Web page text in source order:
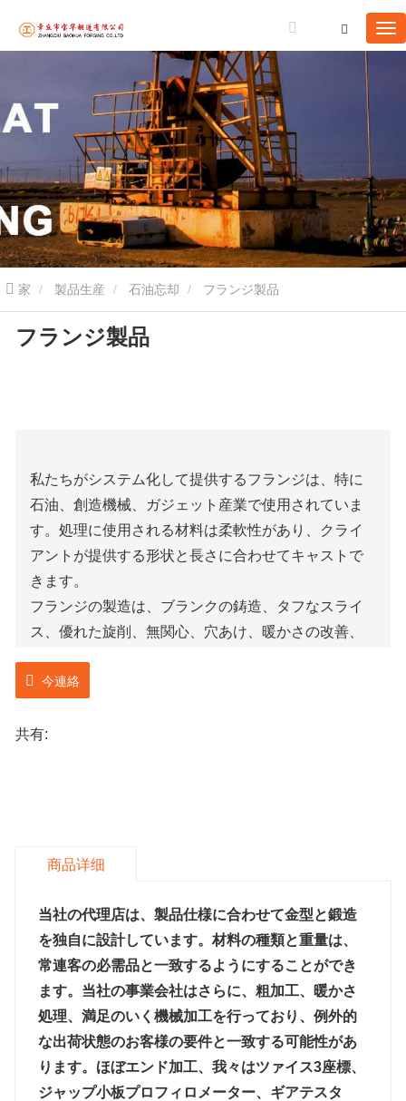
家 製品生産 石油忘却 フランジ製品
フランジ製品
私たちがシステム化して提供するフランジは、特に
石油、創造機械、ガジェット産業で使用されていま
す。処理に使用される材料は柔軟性があり、クライ
アントが提供する形状と長さに合わせてキャストで
きます。
フランジの製造は、ブランクの鋳造、タフなスライ
ス、優れた旋削、無関心、穴あけ、暖かさの改善、
る必要があります。お客様のニーズに合わせてフラ
ISO、および米国石油協会によって診断されたさまざ
今連絡
共有:
商品详细
当社の代理店は、製品仕様に合わせて金型と鍛造
を独自に設計しています。材料の種類と重量は、
常連客の必需品と一致するようにすることができ
ます。当社の事業会社はさらに、粗加工、暖かさ
処理、満足のいく機械加工を行っており、例外的
な出荷状態のお客様の要件と一致する可能性があ
ります。ほぼエンド加工、我々はツァイス3座標、
ジャップ小板プロフィロメーター、ギアテスタ